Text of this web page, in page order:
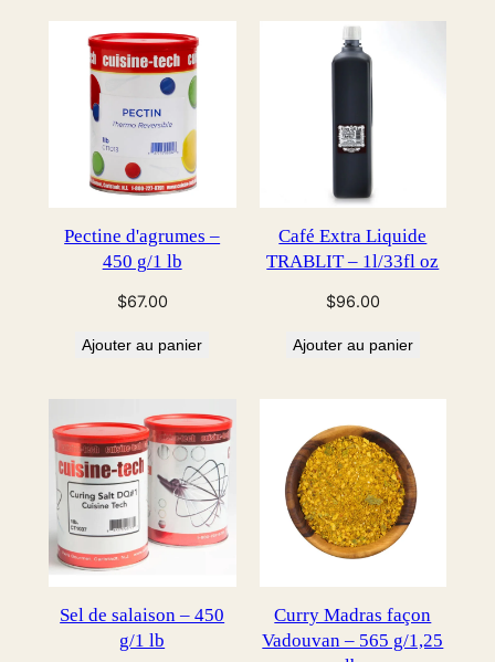
Pectine d'agrumes –
450 g/1 lb
$67.00
Ajouter au panier
Café Extra Liquide
TRABLIT – 1l/33fl oz
$96.00
Ajouter au panier
Sel de salaison – 450
g/1 lb
Curry Madras façon
Vadouvan – 565 g/1,25